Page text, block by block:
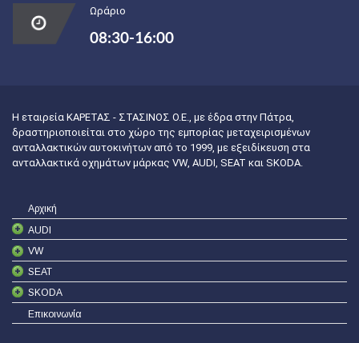
Ωράριο
08:30-16:00
Η εταιρεία ΚΑΡΕΤΑΣ - ΣΤΑΣΙΝΟΣ Ο.Ε., με έδρα στην Πάτρα,
δραστηριοποιείται στο χώρο της εμπορίας μεταχειρισμένων
ανταλλακτικών αυτοκινήτων από το 1999, με εξειδίκευση στα
ανταλλακτικά οχημάτων μάρκας VW, AUDI, SEAT και SKODA.
Αρχική
AUDI
VW
SEAT
SKODA
Επικοινωνία